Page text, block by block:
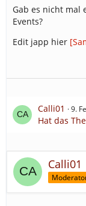
Gab es nicht mal
Events?
Edit japp hier
Calli01 9.
Hat das
Calli01